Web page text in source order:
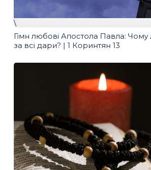
\
Гімн любові Апостола Павла:
за всі дари? | 1 Коринтян 13